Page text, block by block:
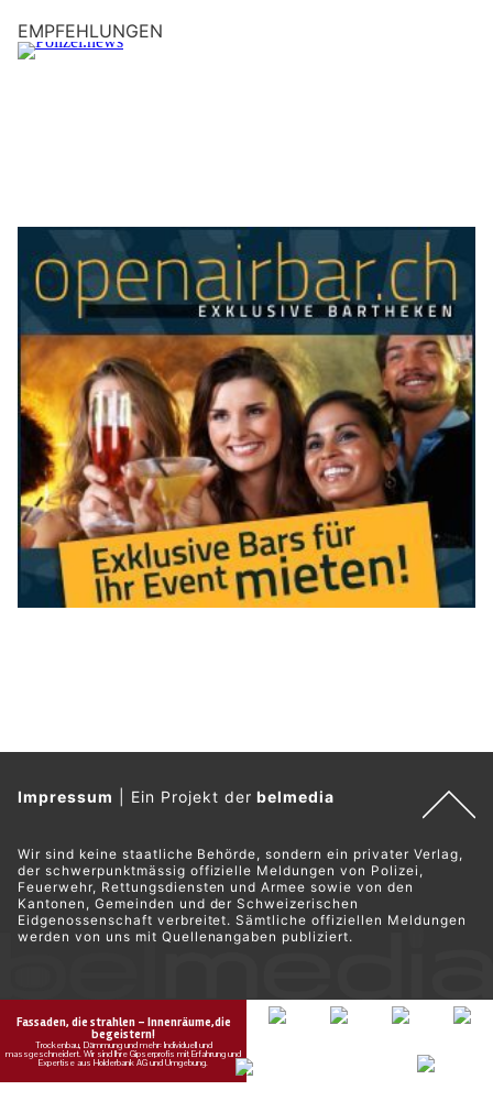
EMPFEHLUNGEN
Impressum Ein Projekt derbelmedia
Wir sind keine staatliche Behörde, sondern ein privater Verlag,
der schwerpunktmässig offizielle Meldungen von Polizei,
Feuerwehr, Rettungsdiensten und Armee sowie von den
Kantonen, Gemeinden und der Schweizerischen
Eidgenossenschaft verbreitet. Sämtliche offiziellen Meldungen
werden von uns mit Quellenangaben publiziert.